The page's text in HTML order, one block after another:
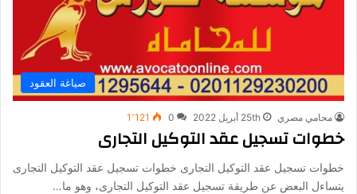
صياغة العقود
محامي مصري 25th أبريل 2022 0 1٬121
خطوات تسجيل عقد التوكيل التجارى
خطوات تسجيل عقد التوكيل التجارى خطوات تسجيل عقد التوكيل التجارى
يتساءل البعض عن طريقة تسجيل عقد التوكيل التجارى، وهو ما…